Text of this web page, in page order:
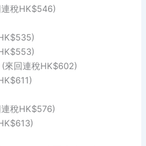
稅HK$546)
來回連稅HK$602)
稅HK$576)